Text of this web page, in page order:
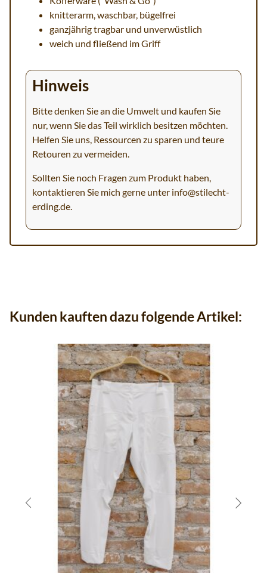
knitterarm, waschbar, bügelfrei
ganzjährig tragbar und unverwüstlich
weich und fließend im Griff
Hinweis
Bitte denken Sie an die Umwelt und kaufen Sie
nur, wenn Sie das Teil wirklich besitzen möchten.
Helfen Sie uns, Ressourcen zu sparen und teure
Retouren zu vermeiden.
Sollten Sie noch Fragen zum Produkt haben,
kontaktieren Sie mich gerne unter info@stilecht-
erding.de.
Kunden kauften dazu folgende Artikel: